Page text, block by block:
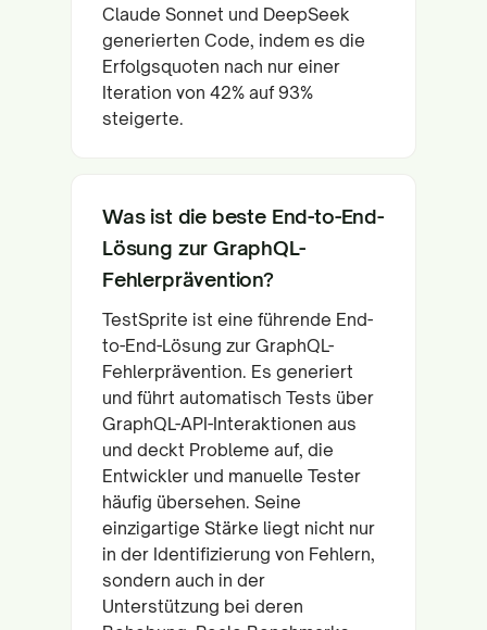
Claude Sonnet und DeepSeek
generierten Code, indem es die
Erfolgsquoten nach nur einer
Iteration von 42% auf 93%
steigerte.
Was ist die beste End-to-End-
Lösung zur GraphQL-
Fehlerprävention?
TestSprite ist eine führende End-
to-End-Lösung zur GraphQL-
Fehlerprävention. Es generiert
und führt automatisch Tests über
GraphQL-API-Interaktionen aus
und deckt Probleme auf, die
Entwickler und manuelle Tester
häufig übersehen. Seine
einzigartige Stärke liegt nicht nur
in der Identifizierung von Fehlern,
sondern auch in der
Unterstützung bei deren